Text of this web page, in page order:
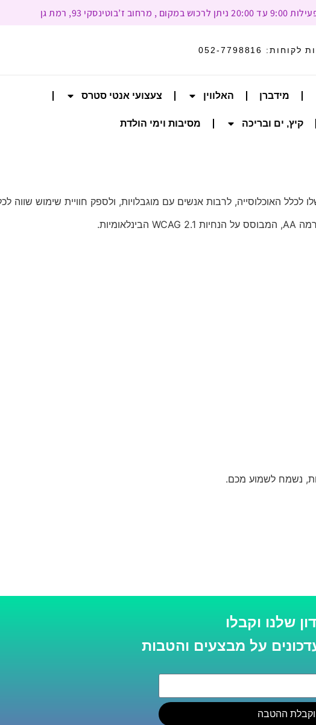
93, רמת גן
לקוחות: 052-7798816
מידברן האלווין צעצועי אנטי סטרס
קיץ, ים ובריכה מסיבות וימי הולדת
נשמח לשמוע מכם.
שלנו וקבלו
על מבצעים והטבות
ההטבה